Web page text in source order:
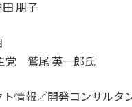
朋子
党 鷲尾 英一郎氏
情報／開発コンサルタ